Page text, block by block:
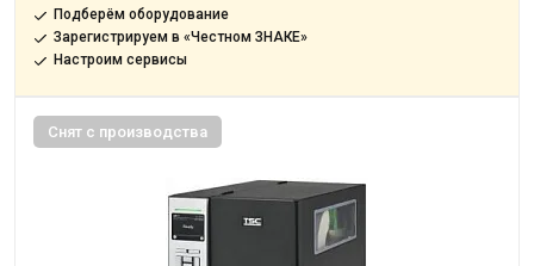
Снят с производства
Подберём оборудование
Зарегистрируем в «Честном ЗНАКЕ»
Настроим сервисы